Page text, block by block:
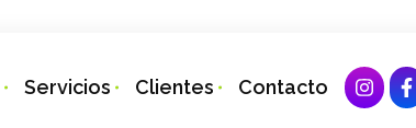
Servicios Clientes Contacto